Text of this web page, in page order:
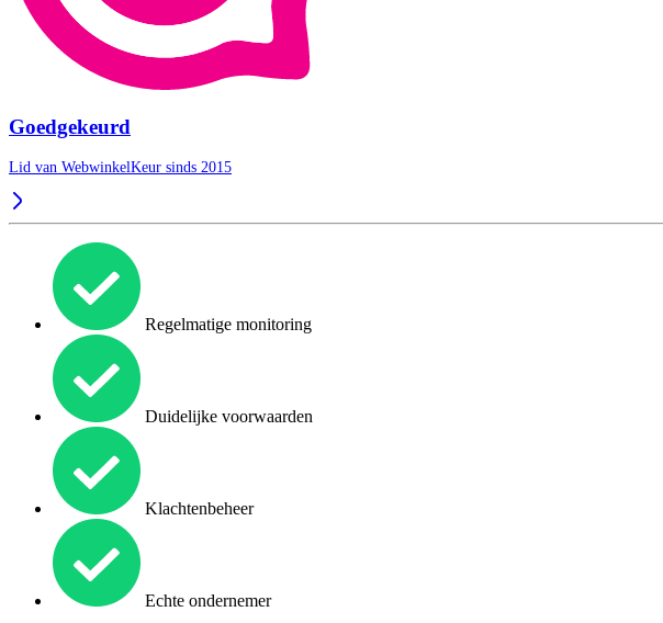
Goedgekeurd
Lid van WebwinkelKeur sinds 2015
Regelmatige monitoring
Duidelijke voorwaarden
Klachtenbeheer
Echte ondernemer